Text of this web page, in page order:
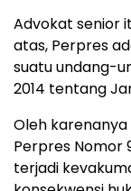
Advokat senior
atas, Perpres
suatu undang-
2014 tentang
Oleh
Perpres Nomor
terjadi